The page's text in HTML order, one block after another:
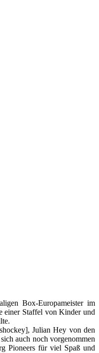
Box-Europameister im
einer Staffel von Kinder und
Julian Hey von den
auch noch vorgenommen
Pioneers für viel Spaß und